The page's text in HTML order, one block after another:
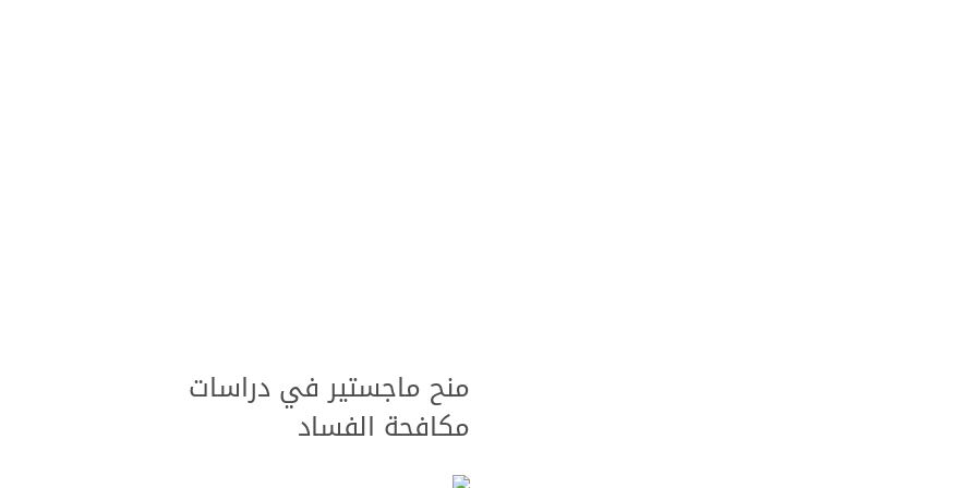
منح ماجستير في دراسات
مكافحة الفساد